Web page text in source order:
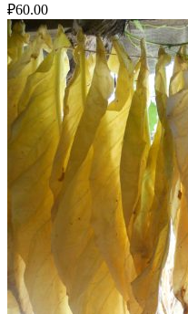
₽60.00